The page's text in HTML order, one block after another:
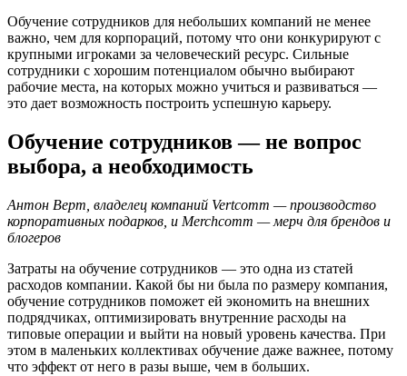
Обучение сотрудников для небольших компаний не менее
важно, чем для корпораций, потому что они конкурируют с
крупными игроками за человеческий ресурс. Сильные
сотрудники с хорошим потенциалом обычно выбирают
рабочие места, на которых можно учиться и развиваться —
это дает возможность построить успешную карьеру.
Обучение сотрудников — не вопрос
выбора, а необходимость
Антон Верт, владелец компаний Vertcomm — производство
корпоративных подарков, и Merchcomm — мерч для брендов и
блогеров
Затраты на обучение сотрудников — это одна из статей
расходов компании. Какой бы ни была по размеру компания,
обучение сотрудников поможет ей экономить на внешних
подрядчиках, оптимизировать внутренние расходы на
типовые операции и выйти на новый уровень качества. При
этом в маленьких коллективах обучение даже важнее, потому
что эффект от него в разы выше, чем в больших.